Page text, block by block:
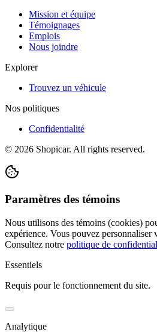
Mission et équipe
Témoignages
Emplois
Nous joindre
Explorer
Trouvez un véhicule
Nos politiques
Confidentialité
© 2026 Shopicar. All rights reserved.
Paramètres des témoins
Nous utilisons des témoins (cookies)
expérience. Vous pouvez personnaliser
Consultez notre politique de
Essentiels
Requis pour le fonctionnement du site.
Analytique